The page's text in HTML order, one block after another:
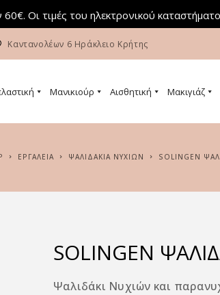
Οι τιμές του ηλεκτρονικού
Καντανολέων 6 Ηράκλειο Κρήτης
Μανικιούρ Αισθητική Μακιγιάζ
ΕΡΓΑΛΕΙΑ ΨΑΛΙΔΆΚΙΑ ΝΥΧΙΏΝ SOLINGEN
SOLINGEN
Ψαλιδάκι Νυχιών και